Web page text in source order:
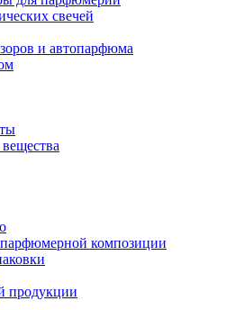
свечей
и автопарфюма
композиции
продукции